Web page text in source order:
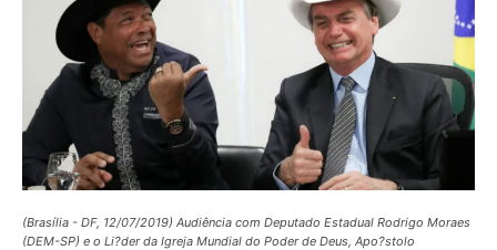
(Brasília - DF, 12/07/2019) Audiência com Deputado Estadual Rodrigo Moraes
(DEM-SP) e o Li?der da Igreja Mundial do Poder de Deus, Apo?stolo